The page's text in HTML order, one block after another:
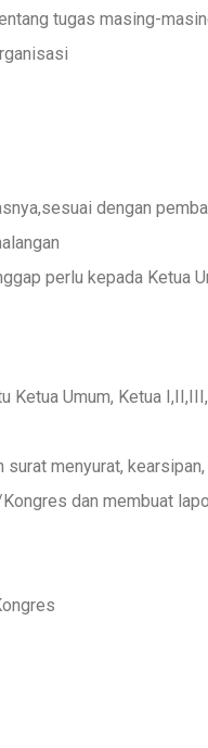
tugas masing-
dengan
perlu kepada Ketua
Ketua Umum, Ketua
menyurat,
dan membuat